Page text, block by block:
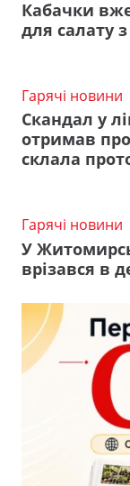
Кабачки вже
для салату
Гарячі новини
Скандал у
отримав
склала
Гарячі новини
У
врізався в